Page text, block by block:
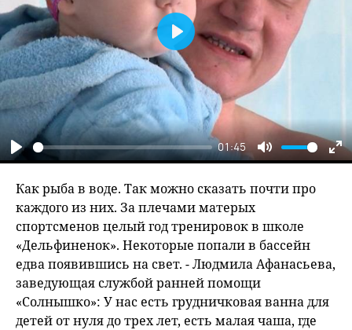
Play
01:45
Mute
Play
Как рыба в воде. Так можно сказать почти про
каждого из них. За плечами матерых
спортсменов целый год тренировок в школе
«Дельфиненок». Некоторые попали в бассейн
едва появившись на свет. - Людмила Афанасьева,
заведующая службой ранней помощи
«Солнышко»: У нас есть грудничковая ванна для
детей от нуля до трех лет, есть малая чаша, где